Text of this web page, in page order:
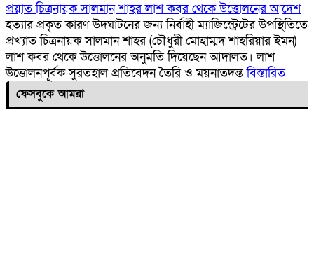
প্রয়াত চিত্রনায়ক সালমান শাহর লাশ কবর থেকে উত্তোলনের আদেশ
হত্যার প্রকৃত কারণ উদঘাটনের জন্য নির্বাহী ম্যাজিস্ট্রেটের উপস্থিতিতে
প্রখ্যাত চিত্রনায়ক সালমান শাহর (চৌধুরী মোহাম্মদ শাহরিয়ার ইমন)
লাশ কবর থেকে উত্তোলনের অনুমতি দিয়েছেন আদালত। লাশ
উত্তোলনপূর্বক সুরতহাল প্রতিবেদন তৈরি ও ময়নাতদন্তবিস্তারিত
ফেসবুকে আমরা